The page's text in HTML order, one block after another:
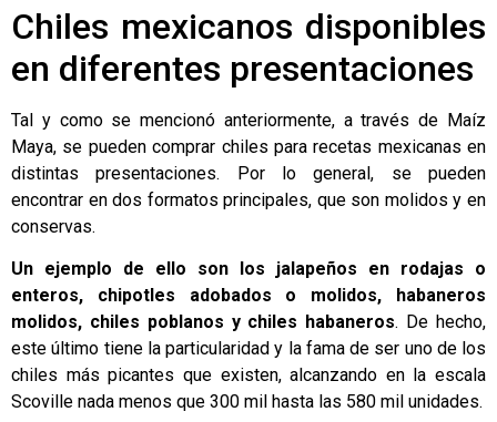
Chiles mexicanos disponibles
en diferentes presentaciones
Tal y como se mencionó anteriormente, a través de Maíz
Maya, se pueden comprar chiles para recetas mexicanas en
distintas presentaciones. Por lo general, se pueden
encontrar en dos formatos principales, que son molidos y en
conservas.
Un ejemplo de ello son los jalapeños en rodajas o
enteros, chipotles adobados o molidos, habaneros
molidos, chiles poblanos y chiles habaneros. De hecho,
este último tiene la particularidad y la fama de ser uno de los
chiles más picantes que existen, alcanzando en la escala
Scoville nada menos que 300 mil hasta las 580 mil unidades.